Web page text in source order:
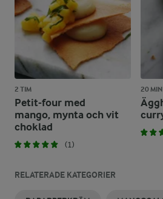
2 TIM
Petit-four med
mango, mynta och vit
choklad
(1)
20 MIN
RELATERADE KATEGORIER